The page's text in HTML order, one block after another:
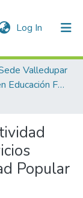
Log In (current)
Valledupar
Licenciatura en Educación Física, Recreación y Deportes.
Popular